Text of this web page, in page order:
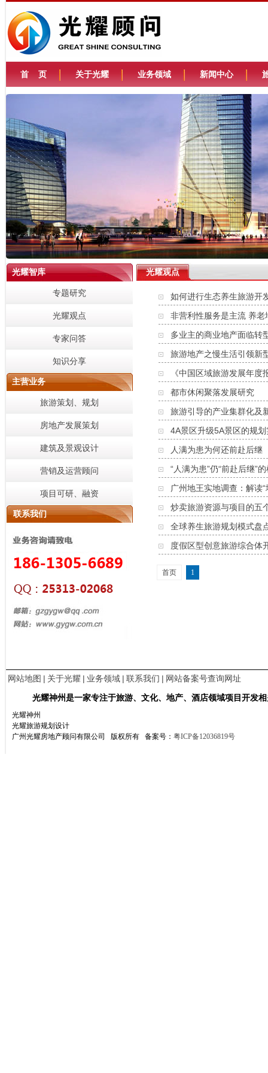
首 页 关于光耀 业务领域 新闻中心
光耀智库
专题研究
光耀观点
专家问答
知识分享
主营业务
旅游策划、规划
房地产发展策划
建筑及景观设计
营销及运营顾问
项目可研、融资
联系我们
光耀观点
如何进行生态养生旅游开
非营利性服务是主流 养老
多业主的商业地产面临转
旅游地产之慢生活引领新
《中国区域旅游发展年
都市休闲聚落发展研究
旅游引导的产业集群化及
4A景区升级5A景区的规
人满为患为何还前赴后继
“人满为患”仍“前赴后继”
广州地王实地调查：解读
炒卖旅游资源与项目的五
全球养生旅游规划模式盘
度假区型创意旅游综合体
首页 1
网站地图 | 关于光耀 | 业务领域 | 联系我们 | 网站备案号查询网址
光耀神州是一家专注于旅游、文化、地产、酒店领域项目开发
光耀神州
光耀旅游规划设计
广州光耀房地产顾问有限公司 版权所有 备案号： 粤ICP备12036819号